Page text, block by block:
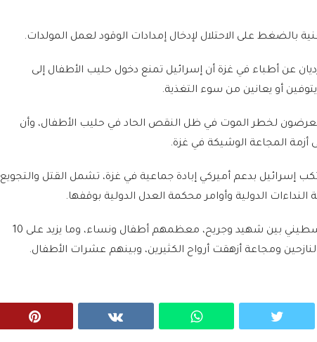
بالضغط على الاحتلال لإدخال إمدادات الوقود لعمل المولدات.
عن أطباء في غزة أن إسرائيل تمنع دخول حليب الأطفال إلى
أو يعانين من سوء التغذية.
لخطر الموت في ظل النقص الحاد في حليب الأطفال، وأن
المجاعة الوشيكة في غزة.
أكتوبر/تشرين الأول 2023، ترتكب إسرائيل بدعم أميركي إبادة جماعية في غزة، تشمل القتل والتجويع
النداءات الدولية وأوامر محكمة العدل الدولية بوقفها.
وخلفت هذه الحرب نحو 193 ألف فلسطيني بين شهيد وجريح، معظمهم أطفال ونساء، وما يزيد على 10
ومجاعة أزهقت أرواح الكثيرين، وبينهم عشرات الأطفال.